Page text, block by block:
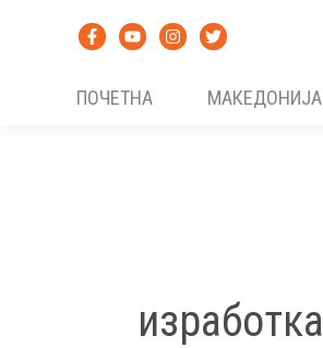
ПОЧЕТНА
МАКЕДОНИЈА
изработка